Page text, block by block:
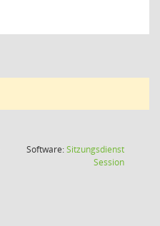
Software:Sitzungsdienst
Session(Wird in